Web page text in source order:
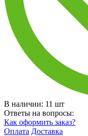
В наличии: 11 шт
Ответы на вопросы:
Как оформить заказ?
Оплата Доставка